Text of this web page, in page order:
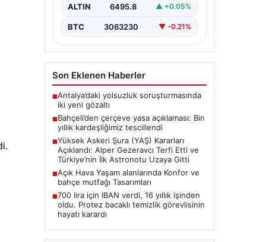
Milliyetçi Hareket…
ALTIN 6495.8 ▲ +0.05%
BTC 3063230 ▼ -0.21%
Son Eklenen Haberler
■Antalya’daki yolsuzluk soruşturmasında
iki yeni gözaltı
■Bahçeli’den çerçeve yasa açıklaması: Bin
yıllık kardeşliğimiz tescillendi
■Yüksek Askeri Şura (YAŞ) Kararları
Açıklandı: Alper Gezeravcı Terfi Etti ve
Türkiye’nin İlk Astronotu Uzaya Gitti
■Açık Hava Yaşam alanlarında Konfor ve
bahçe mutfağı Tasarımları
■700 lira için IBAN verdi, 16 yıllık işinden
oldu. Protez bacaklı temizlik görevlisinin
hayatı karardı